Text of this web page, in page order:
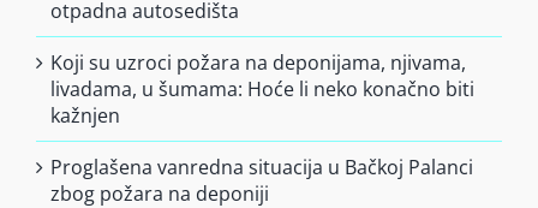
otpadna autosedišta
Koji su uzroci požara na deponijama, njivama,
livadama, u šumama: Hoće li neko konačno biti
kažnjen
Proglašena vanredna situacija u Bačkoj Palanci
zbog požara na deponiji